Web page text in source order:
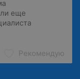
Рекомендую